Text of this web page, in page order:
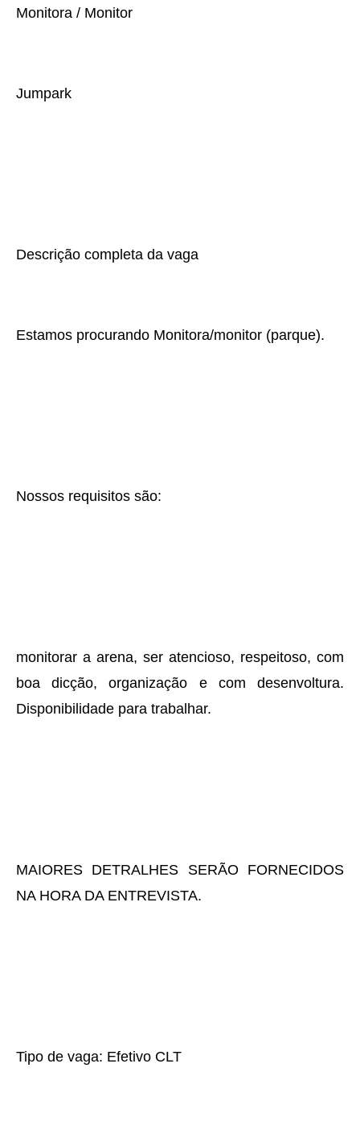
Monitora / Monitor
Jumpark
Descrição completa da vaga
Estamos procurando Monitora/monitor (parque).
Nossos requisitos são:
monitorar a arena, ser atencioso, respeitoso, com
boa dicção, organização e com desenvoltura.
Disponibilidade para trabalhar.
MAIORES DETRALHES SERÃO FORNECIDOS
NA HORA DA ENTREVISTA.
Tipo de vaga: Efetivo CLT